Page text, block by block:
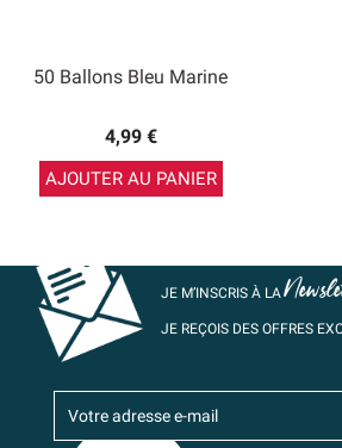
50 Ballons Bleu Marine
4,99 €
AJOUTER AU PANIER
JE M’INSCRIS À LA
JE REÇOIS DES OFFRES